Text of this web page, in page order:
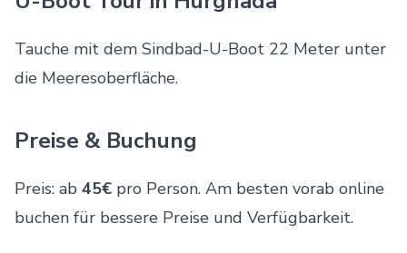
Tauche mit dem Sindbad-U-Boot 22 Meter unter
die Meeresoberfläche.
Preise & Buchung
Preis: ab 45€ pro Person. Am besten vorab online
buchen für bessere Preise und Verfügbarkeit.